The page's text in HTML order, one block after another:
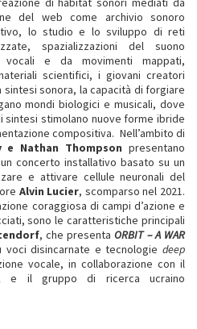
del web come archivio sonoro
lo studio e lo sviluppo di reti
spazializzazioni del suono
vocali e da movimenti mappati,
scientifici, i giovani creatori
sintesi sonora, la capacità di forgiare
mondi biologici e musicali, dove
stimolano nuove forme ibride
compositiva. Nell’ambito di
e Nathan Thompson presentano
concerto installativo basato su un
e attivare cellule neuronali del
Alvin Lucier, scomparso nel 2021.
coraggiosa di campi d’azione e
sono le caratteristiche principali
, che presenta ORBIT – A WAR
disincarnate e tecnologie deep
vocale, in collaborazione con il
e il gruppo di ricerca ucraino